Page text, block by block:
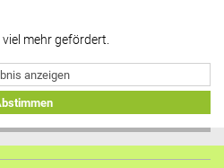
mehr gefördert.
anzeigen